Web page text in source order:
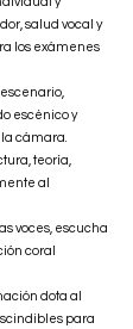
salud vocal y
los exámenes
escénico y
cámara.
teoría,
al
voces, escucha
coral
dota al
para